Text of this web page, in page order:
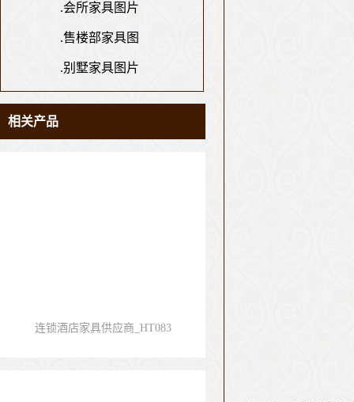
.会所家具图片
.售楼部家具图
.别墅家具图片
相关产品
连锁酒店家具供应商_HT083